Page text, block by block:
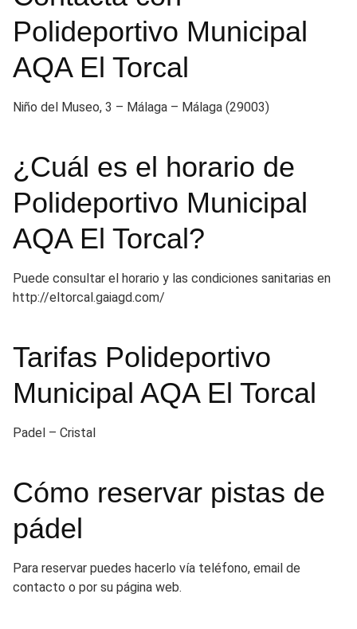
Polideportivo Municipal
AQA El Torcal
Niño del Museo, 3 – Málaga – Málaga (29003)
¿Cuál es el horario de
Polideportivo Municipal
AQA El Torcal?
Puede consultar el horario y las condiciones sanitarias en
http://eltorcal.gaiagd.com/
Tarifas Polideportivo
Municipal AQA El Torcal
Padel – Cristal
Cómo reservar pistas de
pádel
Para reservar puedes hacerlo vía teléfono, email de
contacto o por su página web.